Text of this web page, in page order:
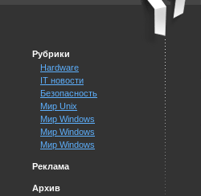
Рубрики
Hardware
IT новости
Безопасность
Мир Unix
Мир Windows
Мир Windows
Мир Windows
Реклама
Архив